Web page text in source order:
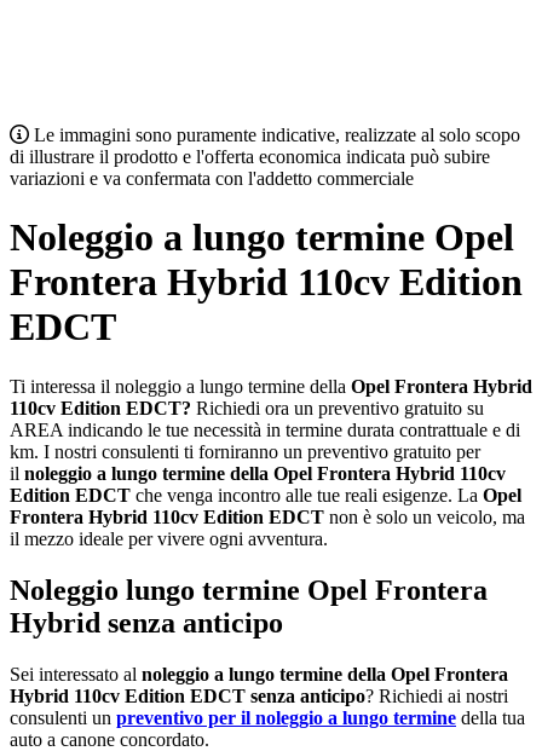
Le immagini sono puramente indicative, realizzate al solo scopo
di illustrare il prodotto e l'offerta economica indicata può subire
variazioni e va confermata con l'addetto commerciale
Noleggio a lungo termine Opel
Frontera Hybrid 110cv Edition
EDCT
Ti interessa il noleggio a lungo termine della Opel Frontera Hybrid
110cv Edition EDCT? Richiedi ora un preventivo gratuito su
AREA indicando le tue necessità in termine durata contrattuale e di
km. I nostri consulenti ti forniranno un preventivo gratuito per
il noleggio a lungo termine della Opel Frontera Hybrid 110cv
Edition EDCT che venga incontro alle tue reali esigenze. La Opel
Frontera Hybrid 110cv Edition EDCT non è solo un veicolo, ma
il mezzo ideale per vivere ogni avventura.
Noleggio lungo termine Opel Frontera
Hybrid senza anticipo
Sei interessato al noleggio a lungo termine della Opel Frontera
Hybrid 110cv Edition EDCT senza anticipo? Richiedi ai nostri
consulenti un preventivo per il noleggio a lungo termine della tua
auto a canone concordato.